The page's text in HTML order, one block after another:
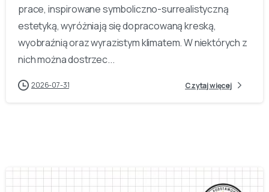
prace, inspirowane symboliczno-surrealistyczną
estetyką, wyróżniają się dopracowaną kreską,
wyobraźnią oraz wyrazistym klimatem. W niektórych z
nich można dostrzec...
2026-07-31 Czytaj więcej